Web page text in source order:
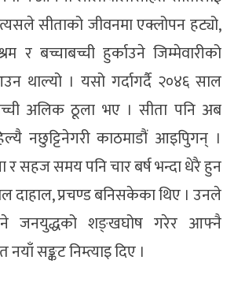
सीताको जीवनमा एक्लोपन हट्यो,
र बच्चाबच्ची हुर्काउने जिम्मेवारीको
थाल्यो । यसो गर्दागर्दै २०४६ साल
अलिक ठूला भए । सीता पनि अब
नछुट्टिनेगरी काठमाडौं आइपुिगन् ।
सहज समय पनि चार बर्ष भन्दा धेरै हुन
दाहाल, प्रचण्ड बनिसकेका थिए । उनले
जनयुद्धको शङ्खघोष गरेर आफ्नै
नयाँ सङ्कट निम्त्याइ दिए ।